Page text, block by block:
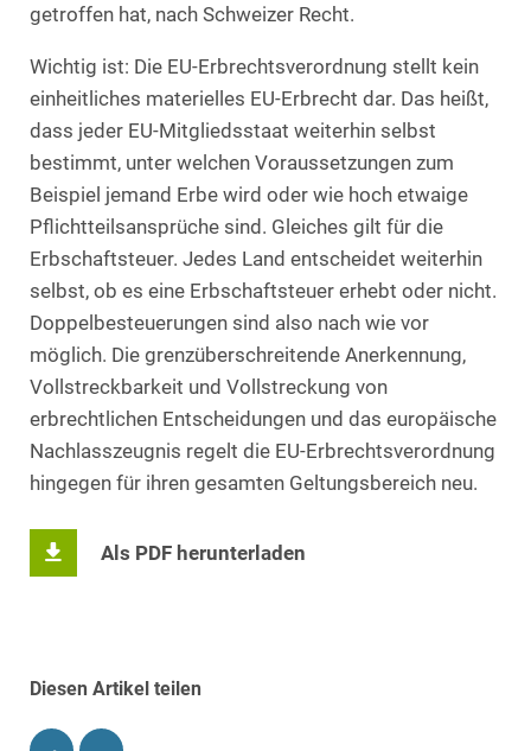
getroffen hat, nach Schweizer Recht.
Wichtig ist: Die EU-Erbrechtsverordnung stellt kein
einheitliches materielles EU-Erbrecht dar. Das heißt,
dass jeder EU-Mitgliedsstaat weiterhin selbst
bestimmt, unter welchen Voraussetzungen zum
Beispiel jemand Erbe wird oder wie hoch etwaige
Pflichtteilsansprüche sind. Gleiches gilt für die
Erbschaftsteuer. Jedes Land entscheidet weiterhin
selbst, ob es eine Erbschaftsteuer erhebt oder nicht.
Doppelbesteuerungen sind also nach wie vor
möglich. Die grenzüberschreitende Anerkennung,
Vollstreckbarkeit und Vollstreckung von
erbrechtlichen Entscheidungen und das europäische
Nachlasszeugnis regelt die EU-Erbrechtsverordnung
hingegen für ihren gesamten Geltungsbereich neu.
Als PDF herunterladen
Diesen Artikel teilen